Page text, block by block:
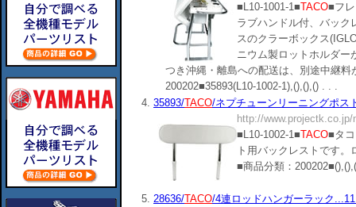
■L10-1001-1■TACO■フ
ラブハンドル付、バック
スのクラーボックス
ニウム製ロットホルダ
つき沖縄・離島への配送は、別途中継
200202■35893(L10-1002-1),(),(),() . . .
4. 35893/TACO/ネプチューンリーニングポス
http://
■L10-1002-1■TACO■タ
ト用バックレストです
■商品分類：
5. 28636/TACO/4連ロッドハンガーラック